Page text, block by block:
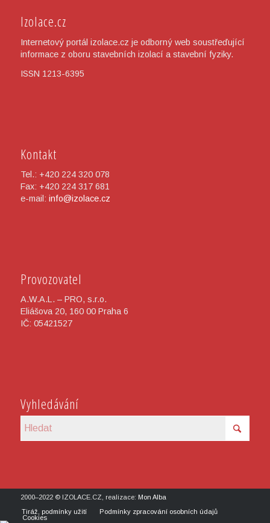
Izolace.cz
Internetový portál izolace.cz je odborný web soustřeďující
informace z oboru stavebních izolací a stavební fyziky.
ISSN 1213-6395
Kontakt
Tel.: +420 224 320 078
Fax: +420 224 317 681
e-mail: info@izolace.cz
Provozovatel
A.W.A.L. – PRO, s.r.o.
Eliášova 20, 160 00 Praha 6
IČ: 05421527
Vyhledávání
2000–2022 © IZOLACE.CZ, realizace: Mon Alba
Tiráž, podmínky užití
Podmínky zpracování osobních údajů
Cookies